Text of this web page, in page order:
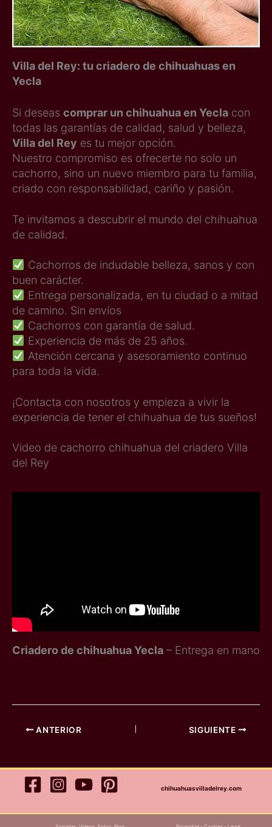
Villa del Rey: tu criadero de chihuahuas en
Yecla
Si deseas comprar un chihuahua en Yecla con
todas las garantías de calidad, salud y belleza,
Villa del Rey es tu mejor opción.
Nuestro compromiso es ofrecerte no solo un
cachorro, sino un nuevo miembro para tu familia,
criado con responsabilidad, cariño y pasión.
Te invitamos a descubrir el mundo del chihuahua
de calidad.
Cachorros de indudable belleza, sanos y con
buen carácter.
Entrega personalizada, en tu ciudad o a mitad
de camino. Sin envíos
Cachorros con garantía de salud.
Experiencia de más de 25 años.
Atención cercana y asesoramiento continuo
para toda la vida.
¡Contacta con nosotros y empieza a vivir la
experiencia de tener el chihuahua de tus sueños!
Video de cachorro chihuahua del criadero Villa
del Rey
Criadero de chihuahua Yecla – Entrega en mano
ANTERIOR SIGUIENTE
chihuahuasvilladelrey.com